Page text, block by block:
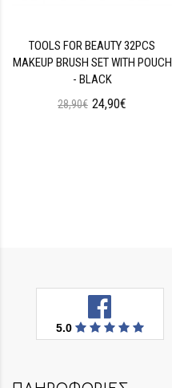
TOOLS FOR BEAUTY 32PCS
MAKEUP BRUSH SET WITH POUCH
- BLACK
28,90€ 24,90€
5.0